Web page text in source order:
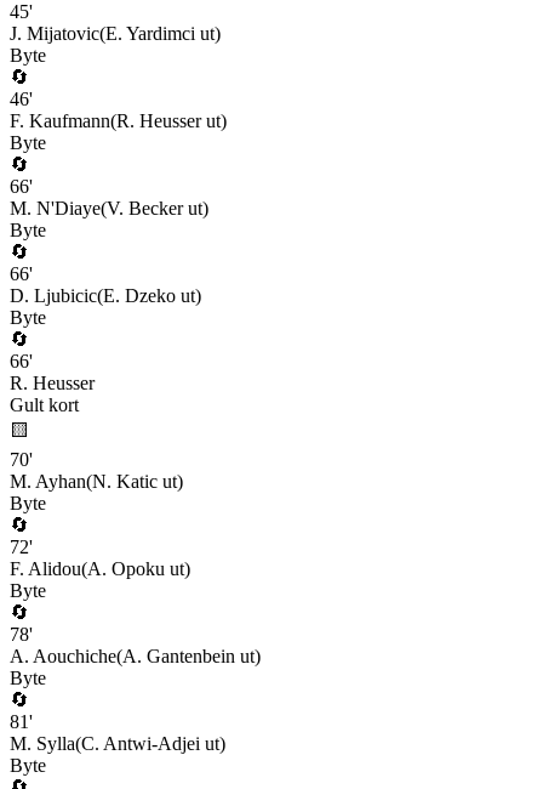
45'
J. Mijatovic(E. Yardimci ut)
Byte
🔄
46'
F. Kaufmann(R. Heusserut)
Byte
🔄
66'
M. N'Diaye(V. Beckerut)
Byte
🔄
66'
D. Ljubicic(E. Dzeko ut)
Byte
🔄
66'
R. Heusser
Gult kort
🟨
70'
M. Ayhan(N. Katic ut)
Byte
🔄
72'
F. Alidou(A. Opoku ut)
Byte
🔄
78'
A. Aouchiche(A. Gantenbein ut)
Byte
🔄
81'
M. Sylla(C. Antwi-Adjei ut)
Byte